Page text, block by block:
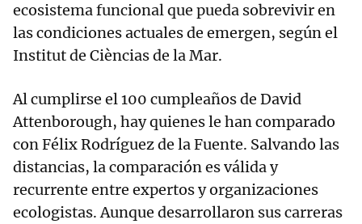
ecosistema funcional que pueda sobrevivir en
las condiciones actuales de emergen, según el
Institut de Cièncias de la Mar.
Al cumplirse el 100 cumpleaños de David
Attenborough, hay quienes le han comparado
con Félix Rodríguez de la Fuente. Salvando las
distancias, la comparación es válida y
recurrente entre expertos y organizaciones
ecologistas. Aunque desarrollaron sus carreras